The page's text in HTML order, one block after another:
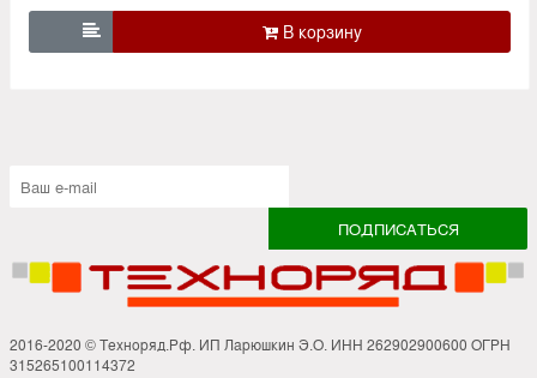

2016-2020 © Техноряд.Рф. ИП Ларюшкин Э.О. ИНН 262902900600 ОГРН
315265100114372